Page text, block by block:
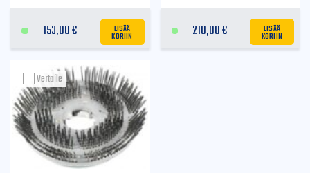
153,00€ LISÄÄ
KORIIN 210,00€ LISÄÄ
KORIIN
Vertaile